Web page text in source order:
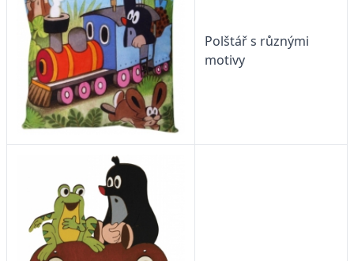
Polštář s různými
motivy